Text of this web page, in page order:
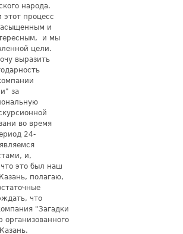
народа.
процесс
и
и мы
цели.
выразить
за
во время
24-
и,
это был наш
полагаю,
что
"Загадки
организованного